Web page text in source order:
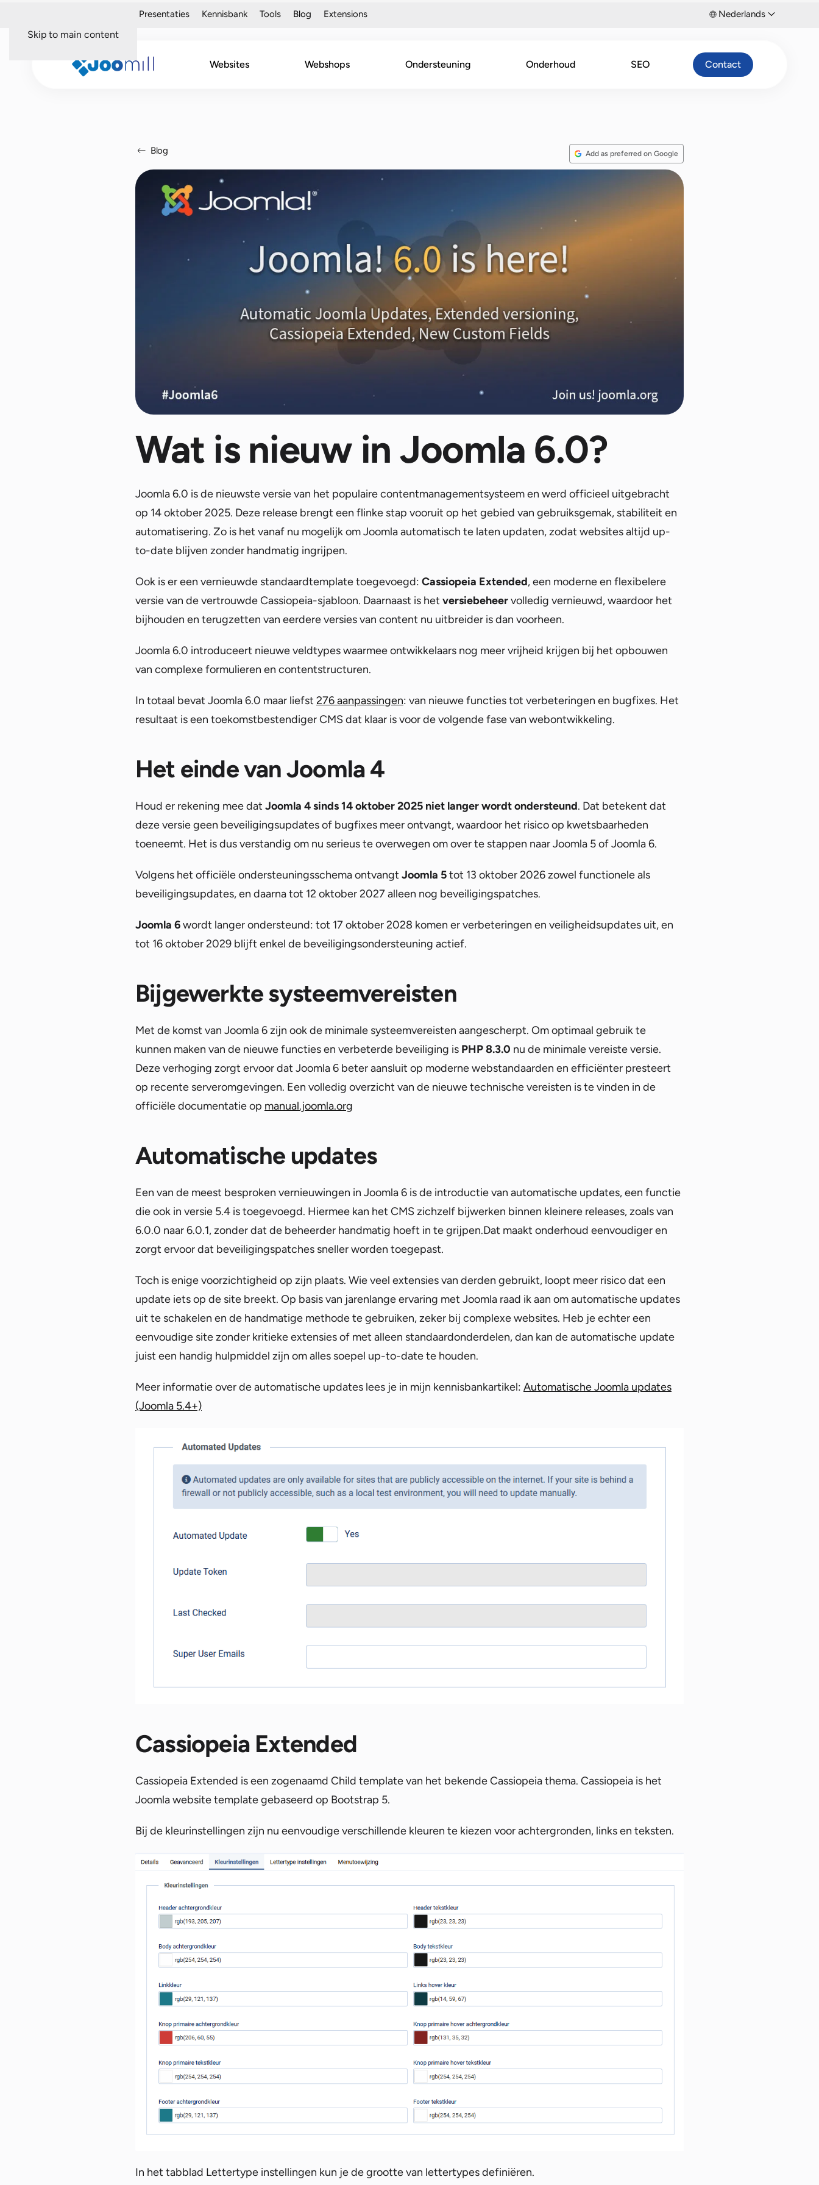
Skip to main content
Presentaties Kennisbank Tools Blog Extensions Nederlands
Websites Webshops Ondersteuning Onderhoud SEO Contact
Blog Add as preferred on Google
Wat is nieuw in Joomla 6.0?
Joomla 6.0 is de nieuwste versie van het populaire contentmanagementsysteem en werd officieel uitgebracht
op 14 oktober 2025. Deze release brengt een flinke stap vooruit op het gebied van gebruiksgemak, stabiliteit en
automatisering. Zo is het vanaf nu mogelijk om Joomla automatisch te laten updaten, zodat websites altijd up-
to-date blijven zonder handmatig ingrijpen.
Ook is er een vernieuwde standaardtemplate toegevoegd: Cassiopeia Extended, een moderne en flexibelere
versie van de vertrouwde Cassiopeia-sjabloon. Daarnaast is het versiebeheervolledig vernieuwd, waardoor het
bijhouden en terugzetten van eerdere versies van content nu uitbreider is dan voorheen.
Joomla 6.0 introduceert nieuwe veldtypes waarmee ontwikkelaars nog meer vrijheid krijgen bij het opbouwen
van complexe formulieren en contentstructuren.
In totaal bevat Joomla 6.0 maar liefst 276 aanpassingen: van nieuwe functies tot verbeteringen en bugfixes. Het
resultaat is een toekomstbestendiger CMS dat klaar is voor de volgende fase van webontwikkeling.
Het einde van Joomla 4
Houd er rekening mee dat Joomla 4 sinds 14 oktober 2025 niet langer wordt ondersteund. Dat betekent dat
deze versie geen beveiligingsupdates of bugfixes meer ontvangt, waardoor het risico op kwetsbaarheden
toeneemt. Het is dus verstandig om nu serieus te overwegen om over te stappen naar Joomla 5 of Joomla 6.
Volgens het officiële ondersteuningsschema ontvangt Joomla 5tot 13 oktober 2026 zowel functionele als
beveiligingsupdates, en daarna tot 12 oktober 2027 alleen nog beveiligingspatches.
Joomla 6wordt langer ondersteund: tot 17 oktober 2028 komen er verbeteringen en veiligheidsupdates uit, en
tot 16 oktober 2029 blijft enkel de beveiligingsondersteuning actief.
Bijgewerkte systeemvereisten
Met de komst van Joomla 6 zijn ook de minimale systeemvereisten aangescherpt. Om optimaal gebruik te
kunnen maken van de nieuwe functies en verbeterde beveiliging is PHP 8.3.0 nu de minimale vereiste versie.
Deze verhoging zorgt ervoor dat Joomla 6 beter aansluit op moderne webstandaarden en efficiënter presteert
op recente serveromgevingen. Een volledig overzicht van de nieuwe technische vereisten is te vinden in de
officiële documentatie op manual.joomla.org
Automatische updates
Een van de meest besproken vernieuwingen in Joomla 6 is de introductie van automatische updates, een functie
die ook in versie 5.4 is toegevoegd. Hiermee kan het CMS zichzelf bijwerken binnen kleinere releases, zoals van
6.0.0 naar 6.0.1, zonder dat de beheerder handmatig hoeft in te grijpen.Dat maakt onderhoud eenvoudiger en
zorgt ervoor dat beveiligingspatches sneller worden toegepast.
Toch is enige voorzichtigheid op zijn plaats. Wie veel extensies van derden gebruikt, loopt meer risico dat een
update iets op de site breekt. Op basis van jarenlange ervaring met Joomla raad ik aan om automatische updates
uit te schakelen en de handmatige methode te gebruiken, zeker bij complexe websites. Heb je echter een
eenvoudige site zonder kritieke extensies of met alleen standaardonderdelen, dan kan de automatische update
juist een handig hulpmiddel zijn om alles soepel up-to-date te houden.
Meer informatie over de automatische updates lees je in mijn kennisbankartikel: Automatische Joomla updates
(Joomla 5.4+)
Cassiopeia Extended
Cassiopeia Extended is een zogenaamd Child template van het bekende Cassiopeia thema. Cassiopeia is het
Joomla website template gebaseerd op Bootstrap 5.
Bij de kleurinstellingen zijn nu eenvoudige verschillende kleuren te kiezen voor achtergronden, links en teksten.
In het tabblad Lettertype instellingen kun je de grootte van lettertypes definiëren.